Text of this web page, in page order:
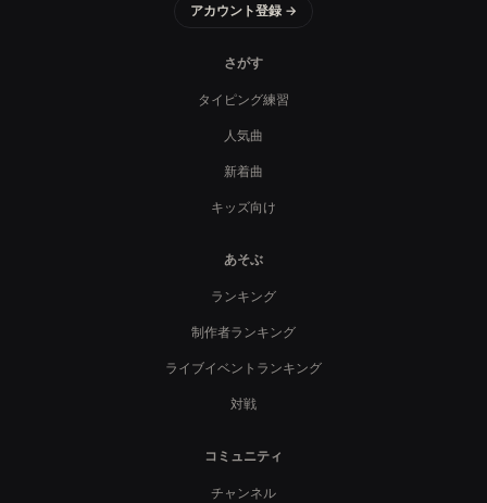
アカウント登録 →
さがす
タイピング練習
人気曲
新着曲
キッズ向け
あそぶ
ランキング
制作者ランキング
ライブイベントランキング
対戦
コミュニティ
チャンネル